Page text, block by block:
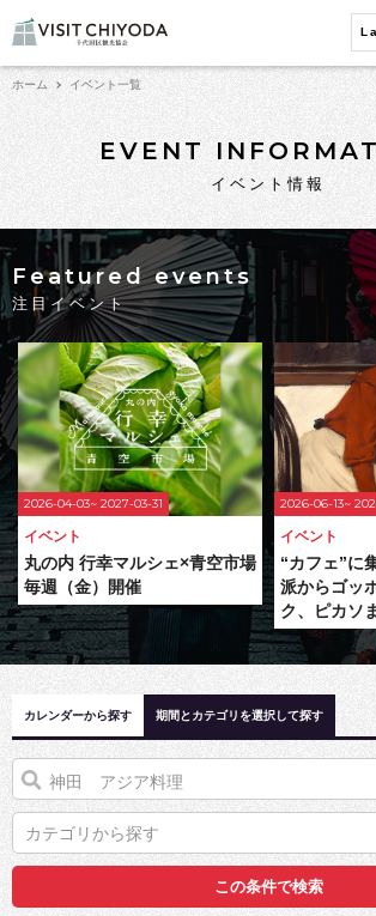
ホーム イベント一覧
EVENT
イベント情報
Featured events
注目イベント
2026-04-03~ 2027-03-31
イベント
丸の内 行幸マルシェ×青空市場
毎週（金）開催
2026-06-13~
イベント
“カフェ”に
派からゴッ
ク、ピカソ
カレンダーから探す 期間とカテゴリを選択して探す
カテゴリから探す